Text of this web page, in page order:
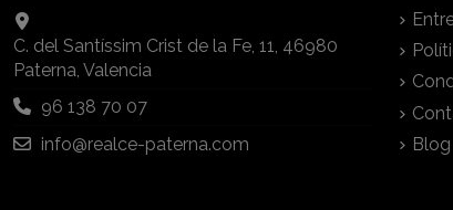
C. del Santíssim Crist de la Fe, 11, 46980
Paterna, Valencia
96 138 70 07
info@realce-paterna.com
Blog